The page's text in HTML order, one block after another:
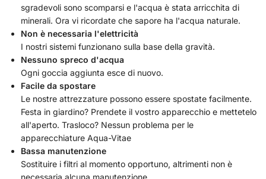
sgradevoli sono scomparsi e l'acqua è stata arricchita di
minerali. Ora vi ricordate che sapore ha l'acqua naturale.
Non è necessaria l'elettricità
I nostri sistemi funzionano sulla base della gravità.
Nessuno spreco d'acqua
Ogni goccia aggiunta esce di nuovo.
Facile da spostare
Le nostre attrezzature possono essere spostate facilmente.
Festa in giardino? Prendete il vostro apparecchio e mettetelo
all'aperto. Trasloco? Nessun problema per le
apparecchiature Aqua-Vitae
Bassa manutenzione
Sostituire i filtri al momento opportuno, altrimenti non è
necessaria alcuna manutenzione.